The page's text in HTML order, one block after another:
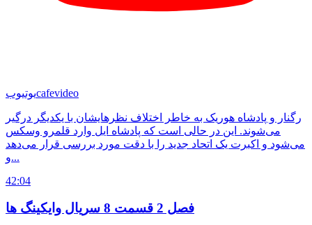
یوتیوبcafevideo
رگنار و پادشاه هوریک به خاطر اختلاف نظر‌هایشان با یکدیگر درگیر
می‌شوند. این در حالی است که پادشاه ایل وارد قلمرو وسکس
می‌شود و اکبرت یک اتحاد جدید را با دقت مورد بررسی قرار می‌دهد
و...
42:04
فصل 2 قسمت 8 سریال وایکینگ ها